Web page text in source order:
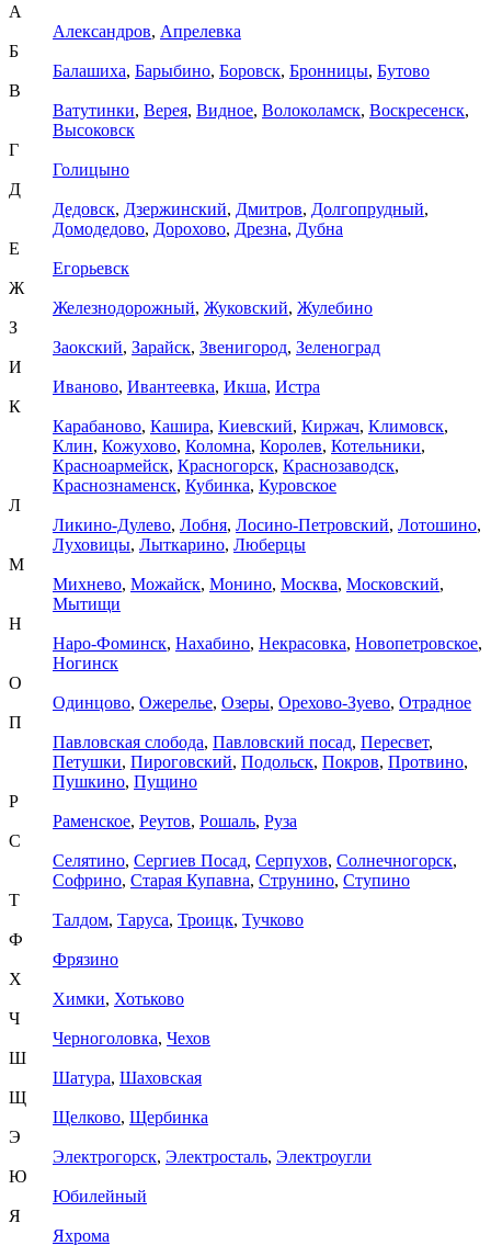
А
Александров, Апрелевка
Б
Балашиха, Барыбино, Боровск, Бронницы, Бутово
В
Ватутинки, Верея, Видное, Волоколамск, Воскресенск,
Высоковск
Г
Голицыно
Д
Дедовск, Дзержинский, Дмитров, Долгопрудный,
Домодедово, Дорохово, Дрезна, Дубна
Е
Егорьевск
Ж
Железнодорожный, Жуковский, Жулебино
З
Заокский, Зарайск, Звенигород, Зеленоград
И
Иваново, Ивантеевка, Икша, Истра
К
Карабаново, Кашира, Киевский, Киржач, Климовск,
Клин, Кожухово, Коломна, Королев, Котельники,
Красноармейск, Красногорск, Краснозаводск,
Краснознаменск, Кубинка, Куровское
Л
Ликино-Дулево, Лобня, Лосино-Петровский, Лотошино,
Луховицы, Лыткарино, Люберцы
М
Михнево, Можайск, Монино, Москва, Московский,
Мытищи
Н
Наро-Фоминск, Нахабино, Некрасовка, Новопетровское,
Ногинск
О
Одинцово, Ожерелье, Озеры, Орехово-Зуево, Отрадное
П
Павловская слобода, Павловский посад, Пересвет,
Петушки, Пироговский, Подольск, Покров, Протвино,
Пушкино, Пущино
Р
Раменское, Реутов, Рошаль, Руза
С
Селятино, Сергиев Посад, Серпухов, Солнечногорск,
Софрино, Старая Купавна, Струнино, Ступино
Т
Талдом, Таруса, Троицк, Тучково
Ф
Фрязино
Х
Химки, Хотьково
Ч
Черноголовка, Чехов
Ш
Шатура, Шаховская
Щ
Щелково, Щербинка
Э
Электрогорск, Электросталь, Электроугли
Ю
Юбилейный
Я
Яхрома